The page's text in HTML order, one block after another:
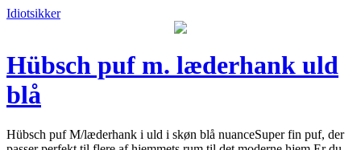
Idiotsikker
Hübsch puf m. læderhank uld
blå
Hübsch puf M/læderhank i uld i skøn blå nuanceSuper fin puf, der